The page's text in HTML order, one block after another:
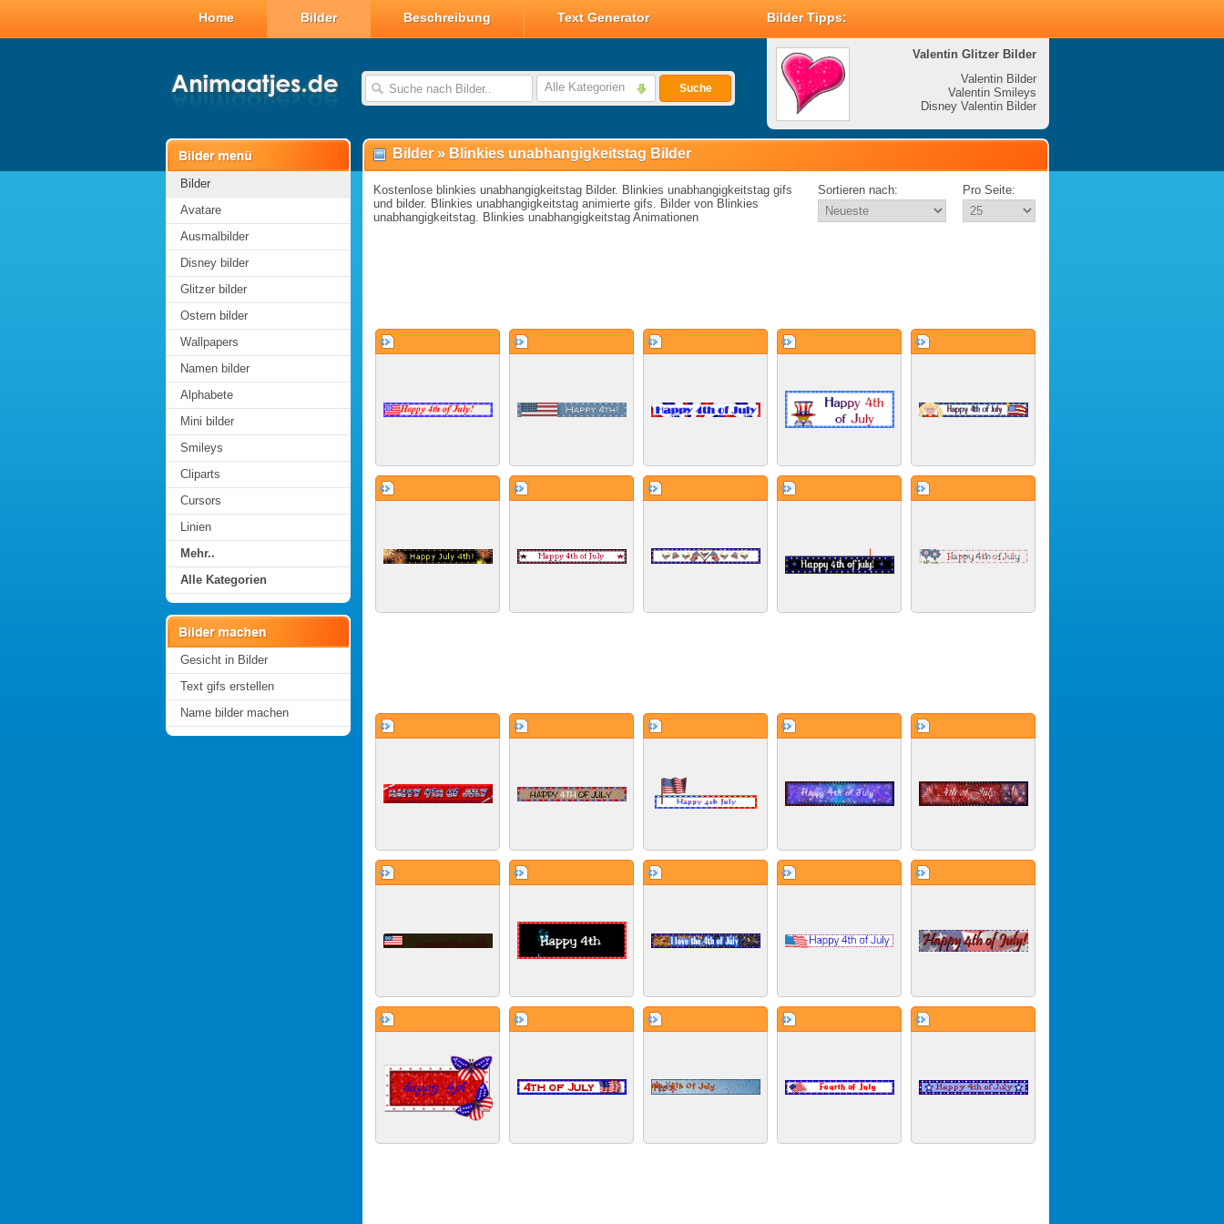
Home Bilder Beschreibung Text Generator Bilder Tipps:
Alle Kategorien Suche
Valentin Bilder
Valentin Smileys
Disney Valentin Bilder
Valentin Glitzer Bilder
Valentin Bilder
Valentin Smileys
Disney Valentin Bilder
Bilder
Avatare
Ausmalbilder
Disney bilder
Glitzer bilder
Ostern bilder
Wallpapers
Namen bilder
Alphabete
Mini bilder
Smileys
Cliparts
Cursors
Linien
Mehr..
Alle Kategorien
Gesicht in Bilder
Text gifs erstellen
Name bilder machen
Bilder » Blinkies unabhangigkeitstag Bilder
Kostenlose blinkies unabhangigkeitstag Bilder. Blinkies unabhangigkeitstag gifs
und bilder. Blinkies unabhangigkeitstag animierte gifs. Bilder von Blinkies
unabhangigkeitstag. Blinkies unabhangigkeitstag Animationen
Sortieren nach: Pro Seite: